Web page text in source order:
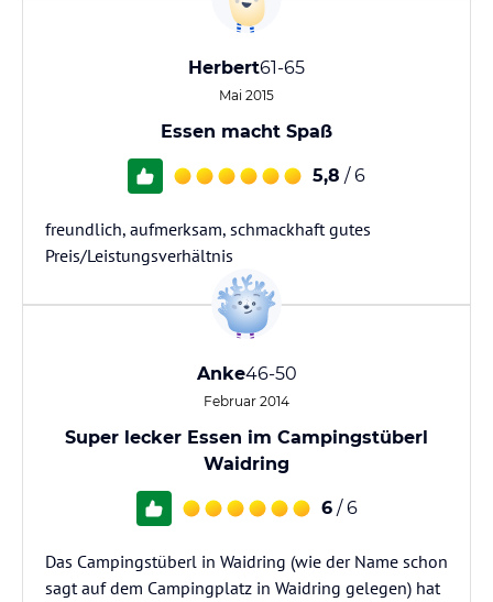
Herbert61-65
Mai 2015
Essen macht Spaß
5,8 / 6
freundlich, aufmerksam, schmackhaft gutes
Preis/Leistungsverhältnis
Anke46-50
Februar 2014
Super lecker Essen im Campingstüberl
Waidring
6 / 6
Das Campingstüberl in Waidring (wie der Name schon
sagt auf dem Campingplatz in Waidring gelegen) hat